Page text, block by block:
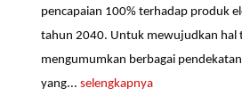
pencapaian 100% terhadap produk
tahun 2040. Untuk mewujudkan hal
mengumumkan berbagai
yang...selengkapnya